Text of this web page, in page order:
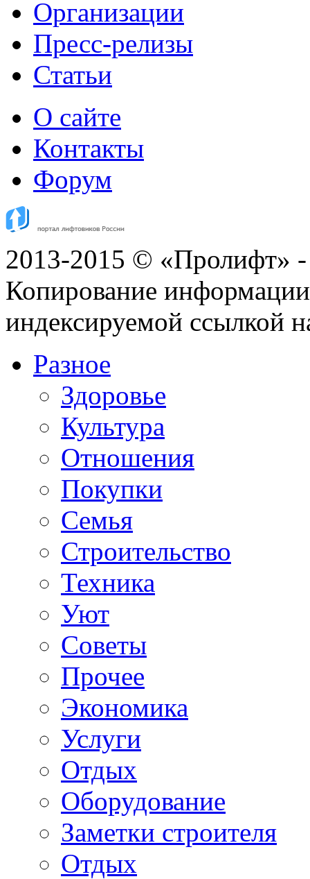
Организации
Пресс-релизы
Статьи
О сайте
Контакты
Форум
2013-2015 © «Пролифт» -
Копирование информации
индексируемой ссылкой
Разное
Здоровье
Культура
Отношения
Покупки
Семья
Строительство
Техника
Уют
Советы
Прочее
Экономика
Услуги
Отдых
Оборудование
Заметки строителя
Отдых